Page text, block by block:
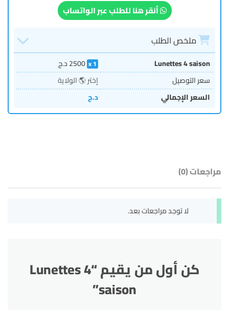
أنقر هنا للطلب عبر الواتساب
ملخص الطلب
Lunettes 4 saison
1
2500د.ج
سعر التوصيل
إختر 🌎 الولاية
السعر الإجمالي
د.ج
مراجعات (0)
لا توجد مراجعات بعد.
كن أول من يقيم “Lunettes 4
saison”